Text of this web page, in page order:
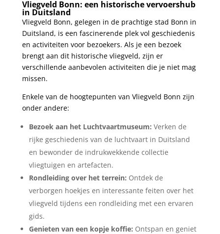
Vliegveld Bonn:⁤ een historische vervoershub ​
in Duitsland
Vliegveld‌ Bonn, gelegen in​ de prachtige stad ⁤Bonn in
Duitsland, ​is ‌een fascinerende plek vol geschiedenis
en activiteiten voor bezoekers. Als je een bezoek
brengt aan dit historische vliegveld, zijn ‌er
verschillende ⁣aanbevolen activiteiten die je niet ‌mag
missen.
Enkele van de hoogtepunten van Vliegveld Bonn ⁢zijn
onder andere:
Bezoek aan ‌het Luchtvaartmuseum: Verken de
rijke geschiedenis van de​ luchtvaart in​ Duitsland
en bewonder de indrukwekkende collectie
vliegtuigen en artefacten.
Rondleiding over het terrein: Ontdek de
verborgen hoekjes en interessante feiten over het
vliegveld tijdens een rondleiding ​met een ervaren
gids.
Genieten van een kopje koffie: Ontspan en geniet